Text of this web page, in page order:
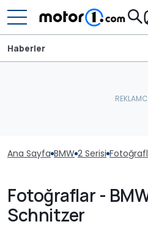
Haberler
Ana Sayfa BMW 2 Serisi
Fotoğraflar -
Schnitzer